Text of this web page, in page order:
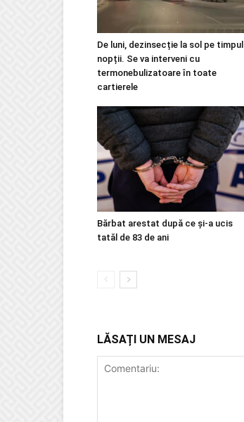
De luni, dezinsecție la sol pe timpul
nopții. Se va interveni cu
termonebulizatoare în toate
cartierele
Bărbat arestat după ce și-a ucis
tatăl de 83 de ani
LĂSAȚI UN MESAJ